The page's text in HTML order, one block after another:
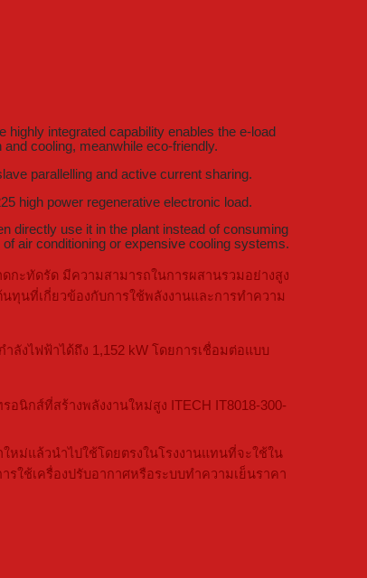
integrated capability enables the e-load
cooling, meanwhile eco-friendly.
parallelling and active current sharing.
high power regenerative electronic load.
directly use it in the plant instead of consuming
air conditioning or expensive cooling systems.
กะทัดรัด มีความสามารถในการผสานรวมอย่างสูง
ทุนที่เกี่ยวข้องกับการใช้พลังงานและการทำความ
ลังไฟฟ้าได้ถึง 1,152 kW โดยการเชื่อมต่อแบบ
อนิกส์ที่สร้างพลังงานใหม่สูง ITECH IT8018-300-
หม่แล้วนำไปใช้โดยตรงในโรงงานแทนที่จะใช้ใน
ใช้เครื่องปรับอากาศหรือระบบทำความเย็นราคา